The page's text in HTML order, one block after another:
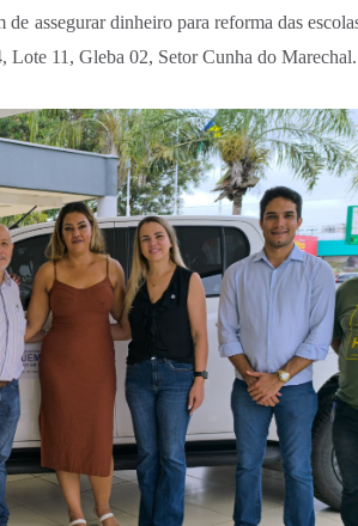
assegurar dinheiro para reforma das
Lote 11, Gleba 02, Setor Cunha do Marechal.